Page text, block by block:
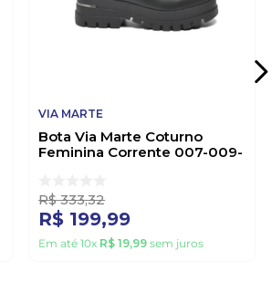
VIA MARTE
Bota Via Marte Coturno
Feminina Corrente 007-009-
R$ 333,32
R$ 199,99
Em até10x R$ 19,99 sem juros